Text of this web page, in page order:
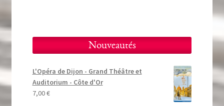
Nouveautés
L'Opéra de Dijon - Grand Théâtre et
Auditorium - Côte d'Or
7,00€